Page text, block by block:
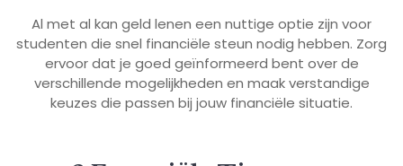
Al met al kan geld lenen een nuttige optie zijn voor
studenten die snel financiële steun nodig hebben. Zorg
ervoor dat je goed geïnformeerd bent over de
verschillende mogelijkheden en maak verstandige
keuzes die passen bij jouw financiële situatie.